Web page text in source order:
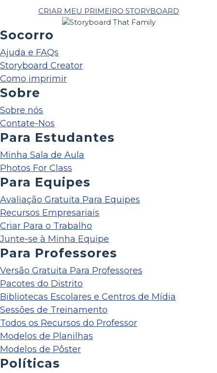
CRIAR MEU PRIMEIRO STORYBOARD
Socorro
Ajuda e FAQs
Storyboard Creator
Como imprimir
Sobre
Sobre nós
Contate-Nos
Para Estudantes
Minha Sala de Aula
Photos For Class
Para Equipes
Avaliação Gratuita Para Equipes
Recursos Empresariais
Criar Para o Trabalho
Junte-se à Minha Equipe
Para Professores
Versão Gratuita Para Professores
Pacotes do Distrito
Bibliotecas Escolares e Centros de Mídia
Sessões de Treinamento
Todos os Recursos do Professor
Modelos de Planilhas
Modelos de Pôster
Políticas